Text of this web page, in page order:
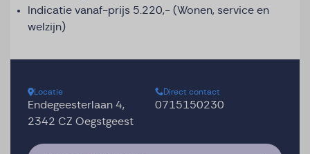
Indicatie vanaf-prijs 5.220,- (Wonen, service en
welzijn)
Locatie
Endegeesterlaan 4,
2342 CZ Oegstgeest
Direct contact
0715150230